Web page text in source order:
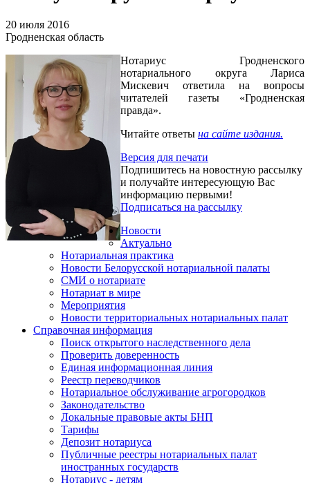
20 июля 2016
Гродненская область
Нотариус Гродненского
нотариального округа Лариса
Мискевич ответила на вопросы
читателей газеты «Гродненская
правда».
Читайте ответы на сайте издания.
Версия для печати
Подпишитесь на новостную рассылку
и получайте интересующую Вас
информацию первыми!
Подписаться на рассылку
Новости
Актуально
Нотариальная практика
Новости Белорусской нотариальной палаты
СМИ о нотариате
Нотариат в мире
Мероприятия
Новости территориальных нотариальных палат
Справочная информация
Поиск открытого наследственного дела
Проверить доверенность
Единая информационная линия
Реестр переводчиков
Нотариальное обслуживание агрогородков
Законодательство
Локальные правовые акты БНП
Тарифы
Депозит нотариуса
Публичные реестры нотариальных палат
иностранных государств
Нотариус - детям